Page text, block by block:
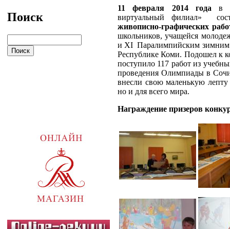
Поиск
11 февраля 2014 года в
виртуальный филиал»
живописно-графических
школьников, учащейся
и XI Паралимпийским зимним
Республике Коми. Подошел к
поступило 117 работ из
проведения Олимпиады в
внесли свою маленькую
но и для всего мира.
Награждение призеров